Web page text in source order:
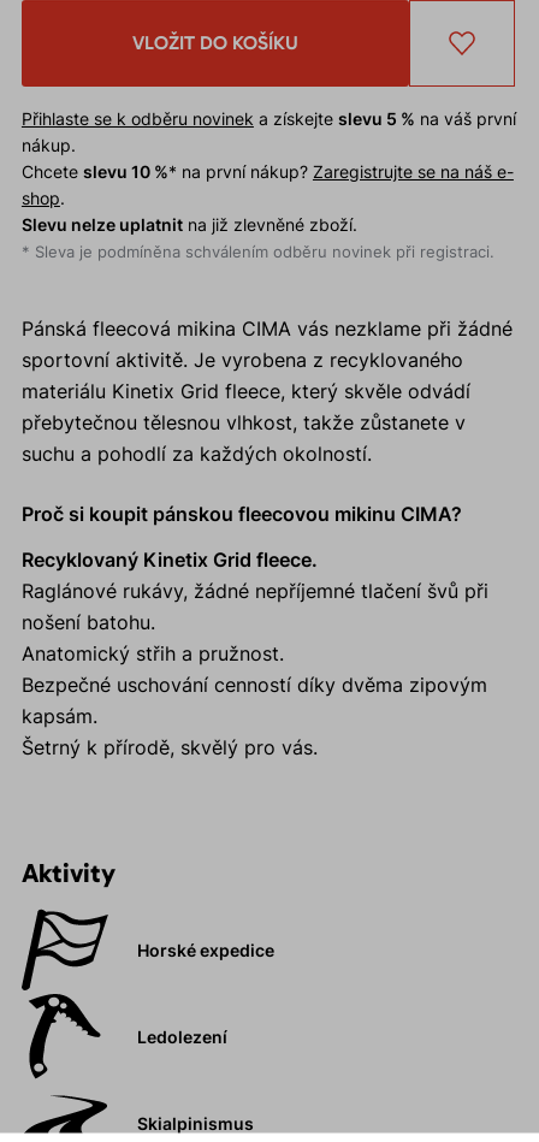
VLOŽIT DO KOŠÍKU
Přihlaste se k odběru novinek a získejte slevu 5 % na váš první
nákup.
Chcete slevu 10 %* na první nákup? Zaregistrujte se na náš e-
shop.
Slevu nelze uplatnitna již zlevněné zboží.
* Sleva je podmíněna schválením odběru novinek při registraci.
Pánská fleecová mikina CIMA vás nezklame při žádné
sportovní aktivitě. Je vyrobena z recyklovaného
materiálu Kinetix Grid fleece, který skvěle odvádí
přebytečnou tělesnou vlhkost, takže zůstanete v
suchu a pohodlí za každých okolností.
Proč si koupit pánskou fleecovou mikinu CIMA?
Recyklovaný Kinetix Grid fleece.
Raglánové rukávy, žádné nepříjemné tlačení švů při
nošení batohu.
Anatomický střih a pružnost.
Bezpečné uschování cenností díky dvěma zipovým
kapsám.
Šetrný k přírodě, skvělý pro vás.
Aktivity
Horské expedice
Ledolezení
Skialpinismus